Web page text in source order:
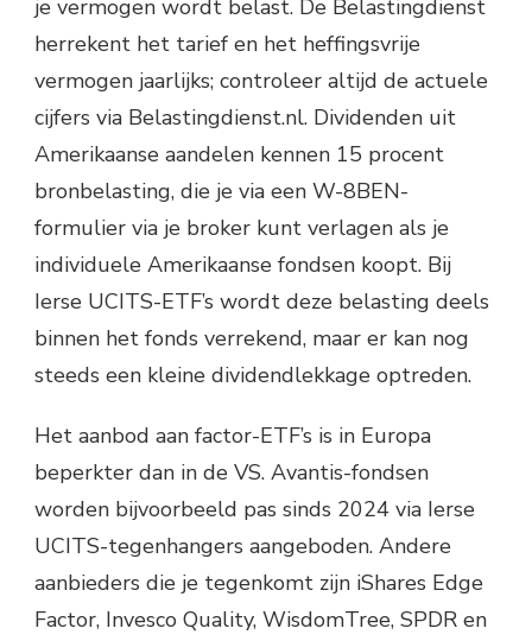
je vermogen wordt belast. De Belastingdienst
herrekent het tarief en het heffingsvrije
vermogen jaarlijks; controleer altijd de actuele
cijfers via Belastingdienst.nl. Dividenden uit
Amerikaanse aandelen kennen 15 procent
bronbelasting, die je via een W-8BEN-
formulier via je broker kunt verlagen als je
individuele Amerikaanse fondsen koopt. Bij
Ierse UCITS-ETF’s wordt deze belasting deels
binnen het fonds verrekend, maar er kan nog
steeds een kleine dividendlekkage optreden.
Het aanbod aan factor-ETF’s is in Europa
beperkter dan in de VS. Avantis-fondsen
worden bijvoorbeeld pas sinds 2024 via Ierse
UCITS-tegenhangers aangeboden. Andere
aanbieders die je tegenkomt zijn iShares Edge
Factor, Invesco Quality, WisdomTree, SPDR en